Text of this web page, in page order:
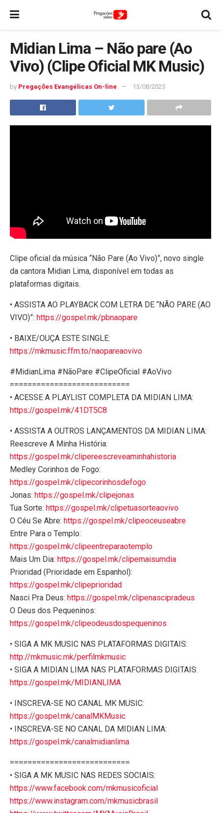
Midian Lima – Não pare (Ao
Vivo) (Clipe Oficial MK Music)
by Pregações Evangélicas On-line 13/08/2025
Clipe oficial da música “Não Pare (Ao Vivo)”, novo single
da cantora Midian Lima, disponível em todas as
plataformas digitais.
• ASSISTA AO PLAYBACK COM LETRA DE “NÃO PARE (AO
VIVO)”: https://gospel.mk/pbnaopare
• BAIXE/OUÇA ESTE SINGLE:
https://mkmusic.ffm.to/naopareaovivo
#MidianLima #NãoPare #ClipeOficial #AoVivo
===========================
• ACESSE A PLAYLIST COMPLETA DA MIDIAN LIMA:
https://gospel.mk/41DT5C8
• ASSISTA A OUTROS LANÇAMENTOS DA MIDIAN LIMA:
Reescreve A Minha História:
https://gospel.mk/clipereescreveaminhahistoria
Medley Corinhos de Fogo:
https://gospel.mk/clipecorinhosdefogo
Jonas: https://gospel.mk/clipejonas
Tua Sorte: https://gospel.mk/clipetuasorteaovivo
O Céu Se Abre: https://gospel.mk/clipeoceuseabre
Entre Para o Templo:
https://gospel.mk/clipeentreparaotemplo
Mais Um Dia: https://gospel.mk/clipemaisumdia
Prioridad (Prioridade em Espanhol):
https://gospel.mk/clipeprioridad
Nasci Pra Deus: https://gospel.mk/clipenascipradeus
O Deus dos Pequeninos:
https://gospel.mk/clipeodeusdospequeninos
• SIGA A MK MUSIC NAS PLATAFORMAS DIGITAIS:
http://mkmusic.mk/perfilmkmusic
• SIGA A MIDIAN LIMA NAS PLATAFORMAS DIGITAIS:
https://gospel.mk/MIDIANLIMA
• INSCREVA-SE NO CANAL MK MUSIC:
https://gospel.mk/canalMKMusic
• INSCREVA-SE NO CANAL DA MIDIAN LIMA:
https://gospel.mk/canalmidianlima
===========================
• SIGA A MK MUSIC NAS REDES SOCIAIS:
https://www.facebook.com/mkmusicoficial
https://www.instagram.com/mkmusicbrasil